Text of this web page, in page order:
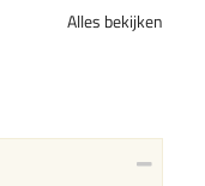
Alles bekijken